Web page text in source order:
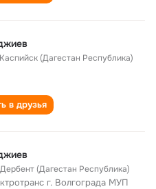
(Дагестан Республика)
в друзья
Дербент (Дагестан Республика)
г. Волгограда МУП